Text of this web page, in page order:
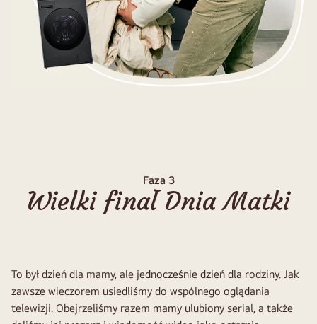
Faza 3
Wielki finał Dnia Matki
To był dzień dla mamy, ale jednocześnie dzień dla rodziny. Jak
zawsze wieczorem usiedliśmy do wspólnego oglądania
telewizji. Obejrzeliśmy razem mamy ulubiony serial, a także